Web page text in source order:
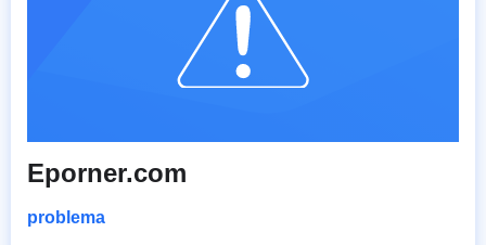
Eporner.com
problema